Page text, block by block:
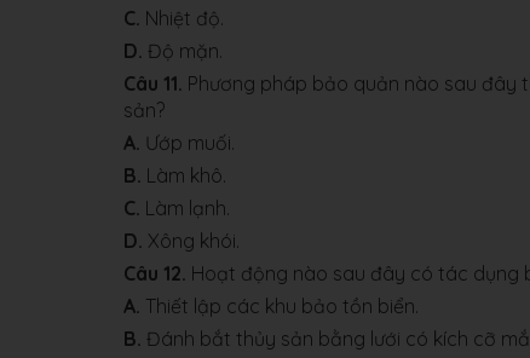
C. Nhiệt độ.
D. Độ mặn.
Câu 11. Phương pháp bảo quản nào sau đây
sản?
A. Ướp muối.
B. Làm khô.
C. Làm lạnh.
D. Xông khói.
Câu 12. Hoạt động nào sau đây có tác dụng
A. Thiết lập các khu bảo tồn biển.
B. Đánh bắt thủy sản bằng lưới có kích cỡ